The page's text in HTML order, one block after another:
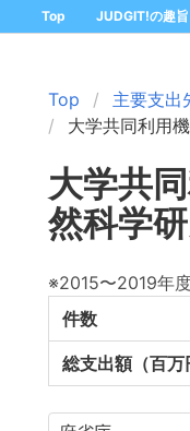
Top JUDGIT!の趣旨
Top
主要支出
大学共同利用
大学共
然科学
※2015〜2019年
件数
総支出額（百万